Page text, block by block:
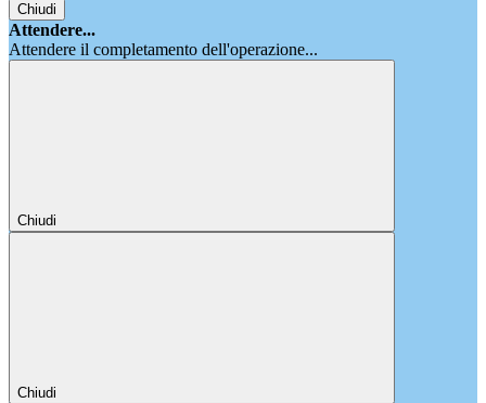
Chiudi
Attendere...
Attendere il completamento dell'operazione...
Chiudi
Chiudi